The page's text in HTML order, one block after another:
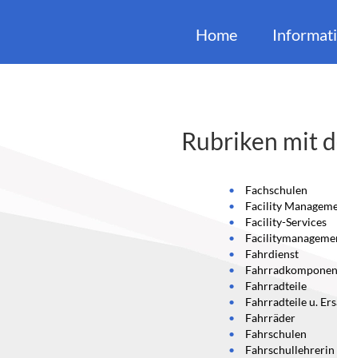
Home
Rubriken mit
Fachschulen
Facility
Facility-Services
Fahrdienst
Fahrradteile
Fahrradteile u.
Fahrräder
Fahrschulen
Fahrschullehrerin